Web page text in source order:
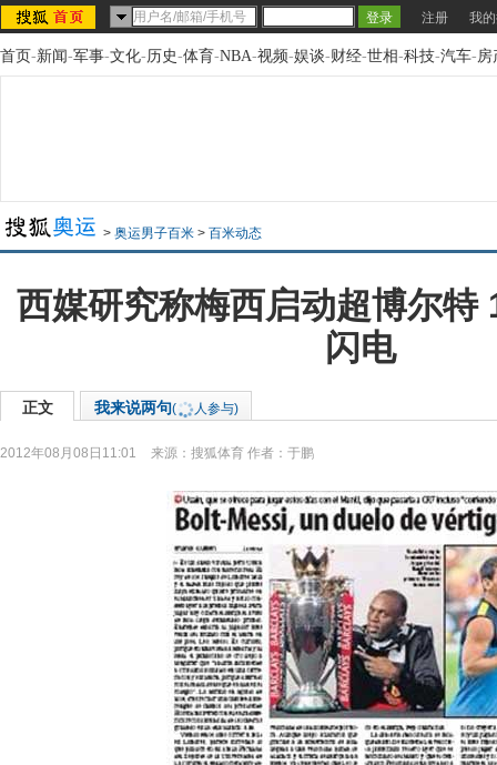
注册 我
首页-新闻-军事-文化-历史-体育-NBA-视频-娱谈-财经-世相-科技-汽车-房
> 奥运男子百米 > 百米动态
西媒研究称梅西启动超博尔特
闪电
正文 我来说两句( 人参与)
2012年08月08日11:01 来源： 搜狐体育 作者：于鹏